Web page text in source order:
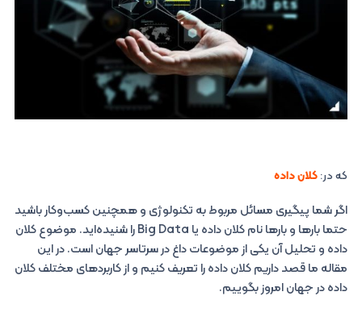
که در:کلان داده
اگر شما پیگیری مسائل مربوط به تکنولوژی و همچنین کسب‌وکار باشید
حتما بارها و بارها نام کلان‌ داده یا Big Data را شنیده‌اید. موضوع کلان‌
داده و تحلیل آن یکی از موضوعات داغ در سرتاسر جهان است. در این
مقاله ما قصد داریم کلان داده را تعریف کنیم و از کاربردهای مختلف کلان‌
داده در جهان امروز بگوییم.